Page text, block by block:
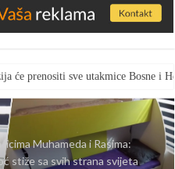
će prenositi sve utakmice Bosne i
licima Muhameda i Rasima:
stiže sa svih strana svijeta